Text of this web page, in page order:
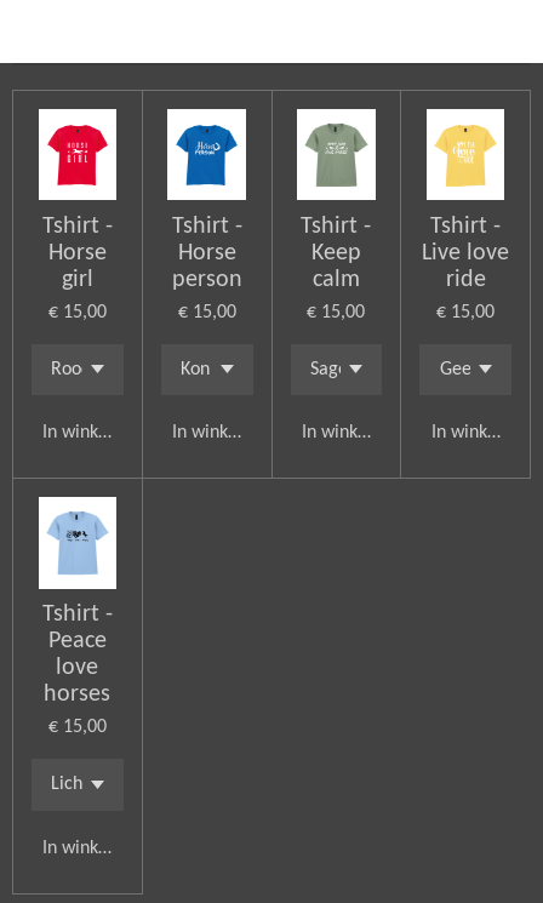
Tshirt -
Horse
girl
€ 15,00
In winkelwagen
Tshirt -
Horse
person
€ 15,00
In winkelwagen
Tshirt -
Keep
calm
€ 15,00
In winkelwagen
Tshirt -
Live love
ride
€ 15,00
In
Tshirt -
Peace
love
horses
€ 15,00
In winkelwagen